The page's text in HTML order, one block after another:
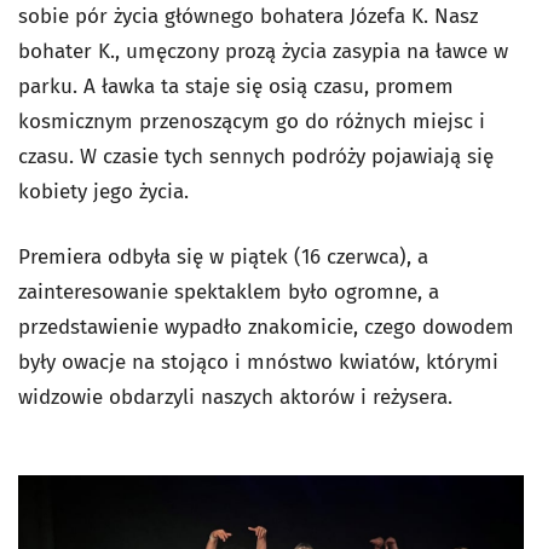
sobie pór życia głównego bohatera Józefa K. Nasz
bohater K., umęczony prozą życia zasypia na ławce w
parku. A ławka ta staje się osią czasu, promem
kosmicznym przenoszącym go do różnych miejsc i
czasu. W czasie tych sennych podróży pojawiają się
kobiety jego życia.
Premiera odbyła się w piątek (16 czerwca), a
zainteresowanie spektaklem było ogromne, a
przedstawienie wypadło znakomicie, czego dowodem
były owacje na stojąco i mnóstwo kwiatów, którymi
widzowie obdarzyli naszych aktorów i reżysera.